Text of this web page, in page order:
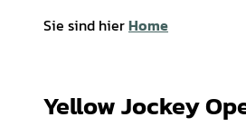
Sie sind hierHome
Yellow Jockey